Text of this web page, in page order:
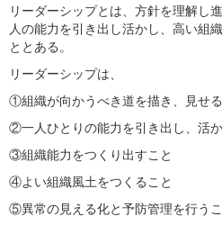
リーダーシップとは、方針を理解し
人の能力を引き出し活かし、高い組
ととある。
リーダーシップは、
①組織が向かうべき道を描き、見せ
②一人ひとりの能力を引き出し、活
③組織能力をつくり出すこと
④よい組織風土をつくること
⑤異常の見える化と予防管理を行う